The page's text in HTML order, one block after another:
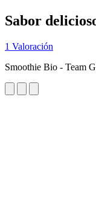
Sabor
1 Valoración
Smoothie Bio - Team